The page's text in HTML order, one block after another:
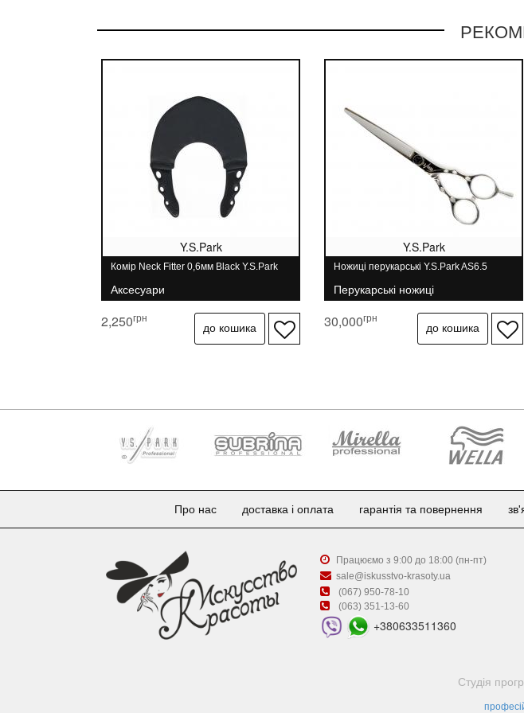
ФОРМА
Фірмові
контролювати
B2 Серія
Ця серія
голови, дозволяє
GRIP Рельєфний
Деякі моделі
руці.
Y.S.Park
Комір Neck Fitter 0,6мм Black Y.S.Park
Аксесуари
2,250грн
Y.S.Park
Ножиці перукарські Y.S.Park AS6.5
Перукарські ножиці
30,000грн
Про нас доставка і оплата гарантія та повернення
Працюємо з 9:00 до 18:00 (пн-пт)
sale@iskusstvo-krasoty.ua
(067) 950-78-10
(063) 351-13-60
+380633511360
Студія